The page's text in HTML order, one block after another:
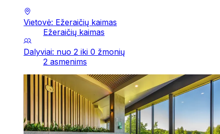
Vietovė: Ežeraičių kaimas
Ežeraičių kaimas
Dalyviai: nuo 2 iki 0 žmonių
2 asmenims